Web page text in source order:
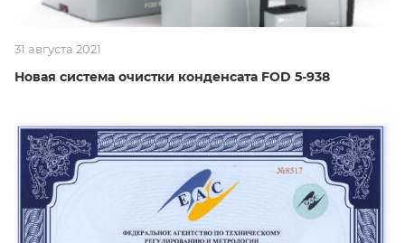
31 августа 2021
Новая система очистки конденсата FOD 5-938